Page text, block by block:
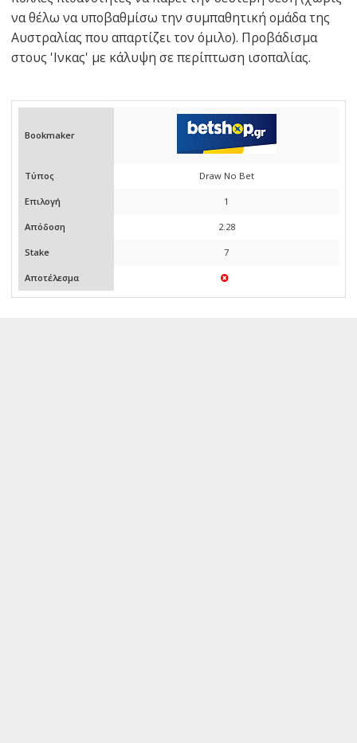
να θέλω να υποβαθμίσω την συμπαθητική ομάδα της
Αυστραλίας που απαρτίζει τον όμιλο). Προβάδισμα
στους 'Ινκας' με κάλυψη σε περίπτωση ισοπαλίας.
Bookmaker
Τύπος Draw No Bet
Επιλογή 1
Απόδοση 2.28
Stake 7
Αποτέλεσμα